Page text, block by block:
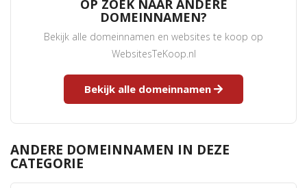
OP ZOEK NAAR ANDERE
DOMEINNAMEN?
Bekijk alle domeinnamen en websites te koop op
WebsitesTeKoop.nl
Bekijk alle domeinnamen
ANDERE DOMEINNAMEN IN DEZE
CATEGORIE